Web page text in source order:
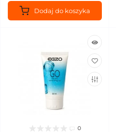
Dodaj do koszyka
0